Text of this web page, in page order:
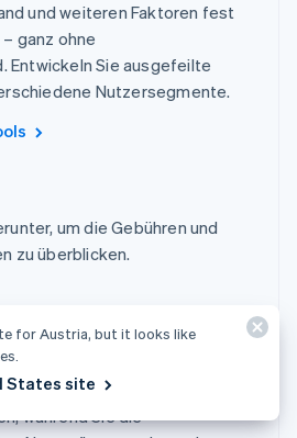
und weiteren Faktoren fest
ganz ohne
Entwickeln Sie ausgefeilte
Nutzersegmente.
um die Gebühren und
zu überblicken.
auf
während Sie die
for Austria, but it looks like
States site